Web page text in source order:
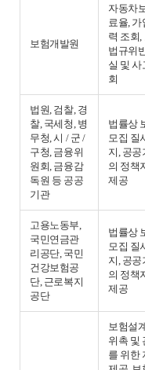
보험개발원
자동차
료율, 가
력 조회,
법규위
실 및 사
회
법원, 검찰, 경
찰, 국세청, 병
무청, 시 / 군 /
구청, 금융위
원회, 금융감
독원 등 공공
기관
법률상
모집 질
지, 공공
의 정책
제공
고용노동부,
국민연금관
리공단, 국민
건강보험공
단, 근로복지
공단
법률상
모집 질
지, 공공
의 정책
제공
보험설
위촉 및
를 위한